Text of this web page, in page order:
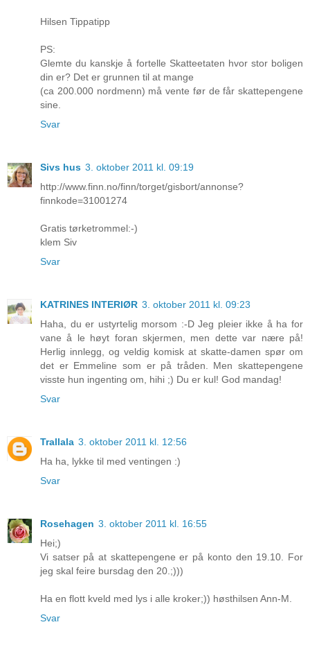
Hilsen Tippatipp
PS:
Glemte du kanskje å fortelle Skatteetaten hvor stor boligen
din er? Det er grunnen til at mange
(ca 200.000 nordmenn) må vente før de får skattepengene
sine.
Svar
Sivs hus 3. oktober 2011 kl. 09:19
http://www.finn.no/finn/torget/gisbort/annonse?
finnkode=31001274
Gratis tørketrommel:-)
klem Siv
Svar
KATRINES INTERIØR 3. oktober 2011 kl. 09:23
Haha, du er ustyrtelig morsom :-D Jeg pleier ikke å ha for
vane å le høyt foran skjermen, men dette var nære på!
Herlig innlegg, og veldig komisk at skatte-damen spør om
det er Emmeline som er på tråden. Men skattepengene
visste hun ingenting om, hihi ;) Du er kul! God mandag!
Svar
Trallala 3. oktober 2011 kl. 12:56
Ha ha, lykke til med ventingen :)
Svar
Rosehagen 3. oktober 2011 kl. 16:55
Hei;)
Vi satser på at skattepengene er på konto den 19.10. For
jeg skal feire bursdag den 20.;)))
Ha en flott kveld med lys i alle kroker;)) høsthilsen Ann-M.
Svar